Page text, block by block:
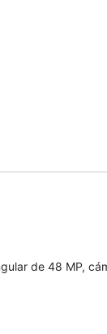
de 48 MP,